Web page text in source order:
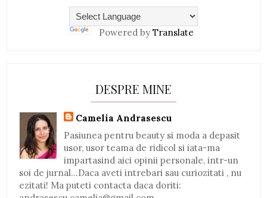
Powered by Translate
DESPRE MINE
Camelia Andrasescu
Pasiunea pentru beauty si moda a depasit
usor, usor teama de ridicol si iata-ma
impartasind aici opinii personale, intr-un
soi de jurnal...Daca aveti intrebari sau curiozitati , nu
ezitati! Ma puteti contacta daca doriti: